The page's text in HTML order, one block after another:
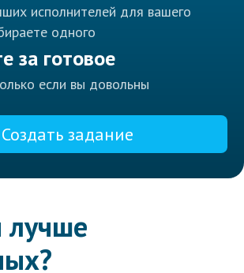
исполнителей для вашего
одного
за готовое
если вы довольны
Создать задание